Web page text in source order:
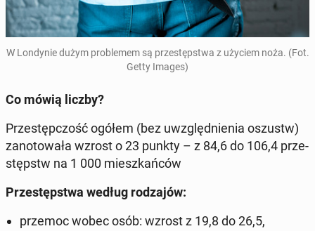
W Lon­dy­nie dużym pro­ble­mem są prze­stęp­stwa z użyciem noża. (Fot.
Getty Images)
Co mówią liczby?
Prze­stęp­czość ogółem (bez uwzględ­nie­nia oszustw)
za­no­to­wa­ła wzrost o 23 punkty – z 84,6 do 106,4 prze­
stępstw na 1 000 miesz­kań­ców
Prze­stęp­stwa według ro­dza­jów:
przemoc wobec osób: wzrost z 19,8 do 26,5,